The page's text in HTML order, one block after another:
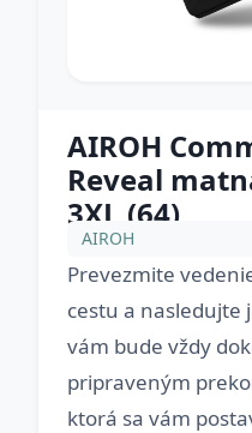
AIROH
Reveal
3XL (64)
AIROH
Prevezmite
cestu a nasledujte
vám bude vždy
pripraveným
ktorá sa vám